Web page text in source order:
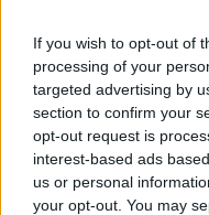
If you wish to opt-out of
processing of your
targeted advertising by
section to confirm your
opt-out request is
interest-based ads
us or personal
your opt-out. You may
17:40
Χανιά: «4 Εποχές στον
Ομαδικής Έκθεσης
17:37
Πυρκαγιά σε έκταση
Μαρκόπουλο Αττικής